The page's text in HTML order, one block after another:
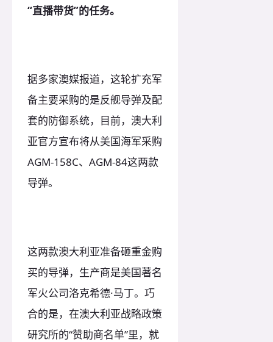
“直播带货”的任务。
据多家澳媒报道，这轮扩充军
备主要采购的是反舰导弹及配
套的防御系统，目前，澳大利
亚官方宣布将从美国海军采购
AGM-158C、AGM-84这两款
导弹。
这两款澳大利亚准备砸重金购
买的导弹，生产商是美国著名
军火公司洛克希德·马丁。巧
合的是，在澳大利亚战略政策
研究所的“赞助商名单”里，就